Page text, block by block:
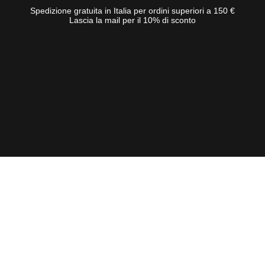
Spedizione gratuita in Italia per ordini superiori a 150 €
Lascia la mail per il 10% di sconto